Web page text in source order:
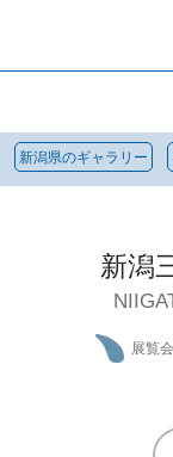
新潟県のギャラリー
新潟
展覧会